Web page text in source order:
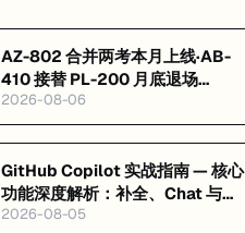
AZ-802 合并两考本月上线·AB-
410 接替 PL-200 月底退场
·Databricks 考纲五月大改
2026-08-06
GitHub Copilot 实战指南 — 核心
功能深度解析：补全、Chat 与
Agent Mode
2026-08-05